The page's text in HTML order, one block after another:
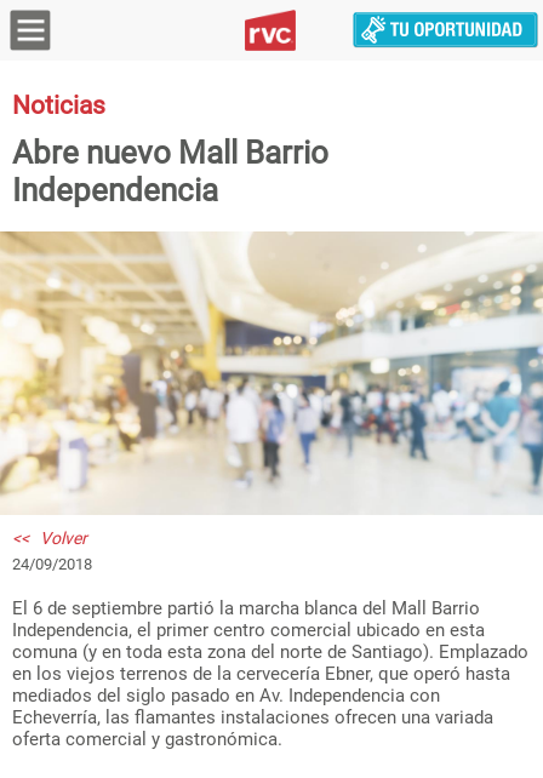
Noticias
Abre nuevo Mall Barrio
Independencia
<< Volver
24/09/2018
El 6 de septiembre partió la marcha blanca del Mall Barrio
Independencia, el primer centro comercial ubicado en esta
comuna (y en toda esta zona del norte de Santiago). Emplazado
en los viejos terrenos de la cervecería Ebner, que operó hasta
mediados del siglo pasado en Av. Independencia con
Echeverría, las flamantes instalaciones ofrecen una variada
oferta comercial y gastronómica.